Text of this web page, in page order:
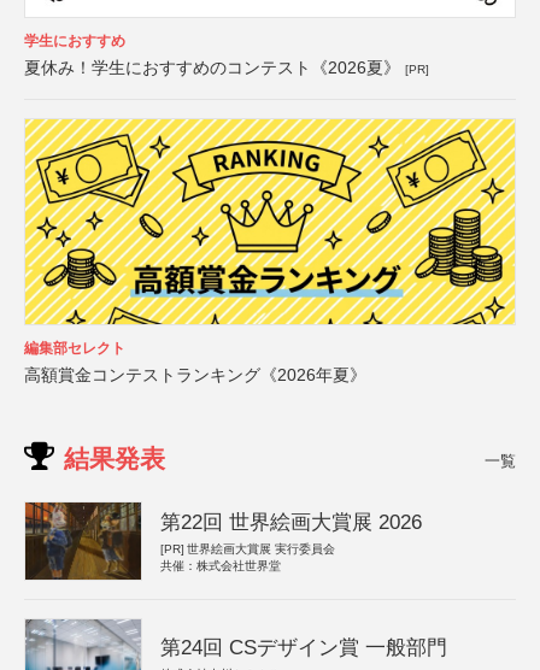
学生におすすめ
夏休み！学生におすすめのコンテスト《2026夏》 [PR]
編集部セレクト
高額賞金コンテストランキング《2026年夏》
結果発表 一覧
第22回 世界絵画大賞展 2026
[PR] 世界絵画大賞展 実行委員会
共催：株式会社世界堂
第24回 CSデザイン賞 一般部門